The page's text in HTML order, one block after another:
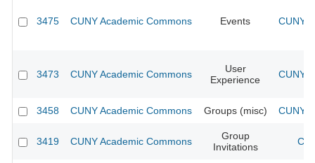
3475 CUNY Academic Commons Events CUNY
3473 CUNY Academic Commons
User
Experience
CUNY
3458 CUNY Academic Commons Groups (misc) CUNY
3419 CUNY Academic Commons
Group
Invitations